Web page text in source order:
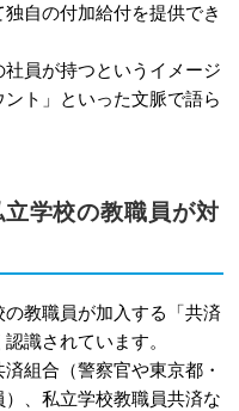
自の付加給付を提供でき
員が持つというイメージ
ト」といった文脈で語ら
学校の教職員が対
教職員が加入する「共済
識されています。
組合（警察官や東京都・
、私立学校教職員共済な